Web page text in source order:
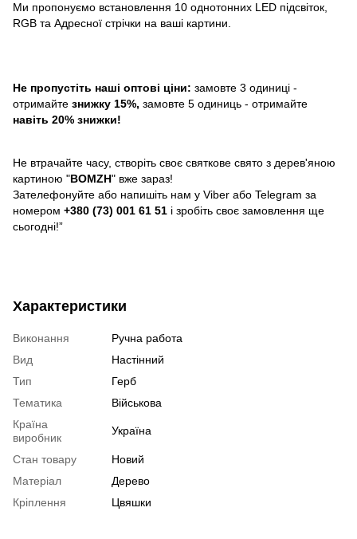
Ми пропонуємо встановлення 10 однотонних LED підсвіток,
RGB та Адресної стрічки на ваші картини.
Не пропустіть наші оптові ціни: замовте 3 одиниці -
отримайте знижку 15%, замовте 5 одиниць - отримайте
навіть 20% знижки!
Не втрачайте часу, створіть своє святкове свято з дерев'яною
картиною "BOMZH" вже зараз!
Зателефонуйте або напишіть нам у Viber або Telegram за
номером +380 (73) 001 61 51 і зробіть своє замовлення ще
сьогодні!”
Характеристики
Виконання
Ручна работа
Вид
Настінний
Тип
Герб
Тематика
Військова
Країна
виробник
Україна
Стан товару
Новий
Матеріал
Дерево
Кріплення
Цвяшки